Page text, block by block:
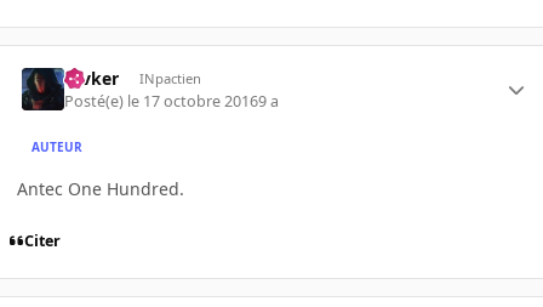
revker INpactien
Posté(e) le 17 octobre 20169 a
AUTEUR
Antec One Hundred.
Citer